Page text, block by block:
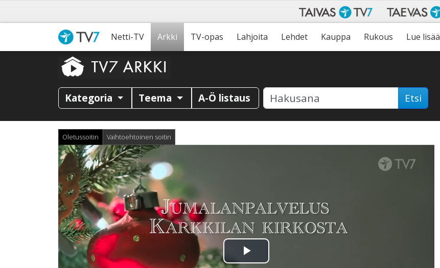
Netti-TV Arkki TV-opas Lahjoita Lehdet Kauppa Rukous Lue lisää
Kategoria Teema A-Ö listaus Etsi
Oletussoitin Vaihtoehtoinen soitin
Toista